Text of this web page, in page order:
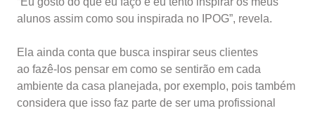
alunos assim como sou inspirada no IPOG”, revela.
Ela ainda conta que busca inspirar seus clientes
ao fazê-los pensar em como se sentirão em cada
ambiente da casa planejada, por exemplo, pois também
considera que isso faz parte de ser uma profissional